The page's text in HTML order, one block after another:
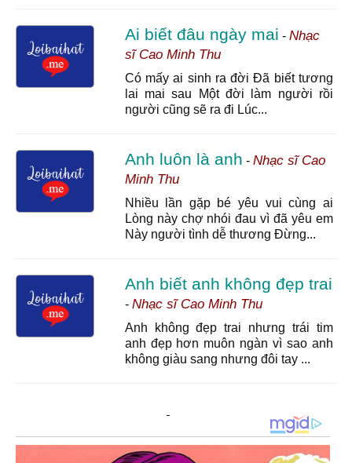
Ai biết đâu ngày mai - Nhạc
sĩ Cao Minh Thu
Có mấy ai sinh ra đời Đã biết tương
lai mai sau Một đời làm người rồi
người cũng sẽ ra đi Lúc...
Anh luôn là anh - Nhạc sĩ Cao
Minh Thu
Nhiều lần gặp bé yêu vui cùng ai
Lòng này chợ nhói đau vì đã yêu em
Này người tình dễ thương Đừng...
Anh biết anh không đẹp trai
- Nhạc sĩ Cao Minh Thu
Anh không đẹp trai nhưng trái tim
anh đẹp hơn muôn ngàn vì sao anh
không giàu sang nhưng đôi tay ...